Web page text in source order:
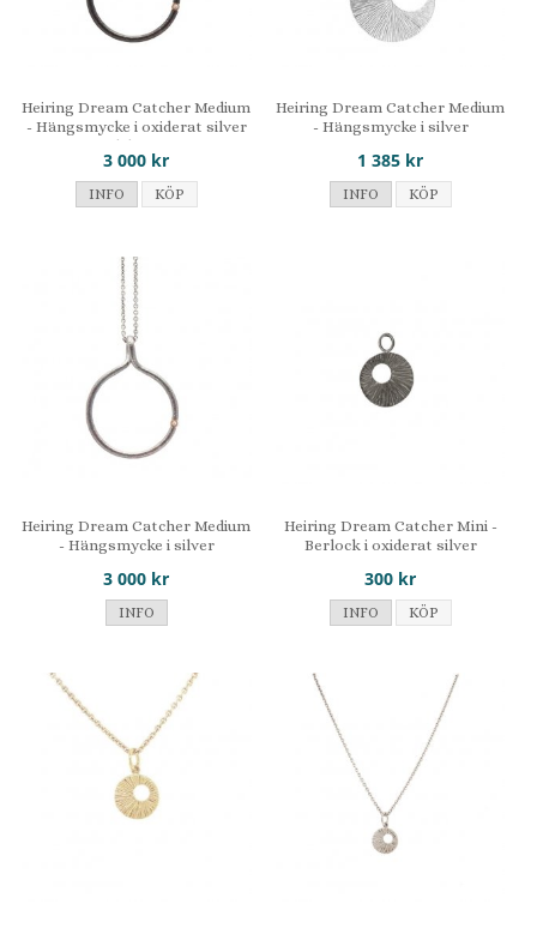
Heiring Dream Catcher Medium
- Hängsmycke i oxiderat silver
med diamant
3 000 kr
INFO KÖP
Heiring Dream Catcher Medium
- Hängsmycke i silver
1 385 kr
INFO KÖP
Heiring Dream Catcher Medium
- Hängsmycke i silver
3 000 kr
INFO
Heiring Dream Catcher Mini -
Berlock i oxiderat silver
300 kr
INFO KÖP